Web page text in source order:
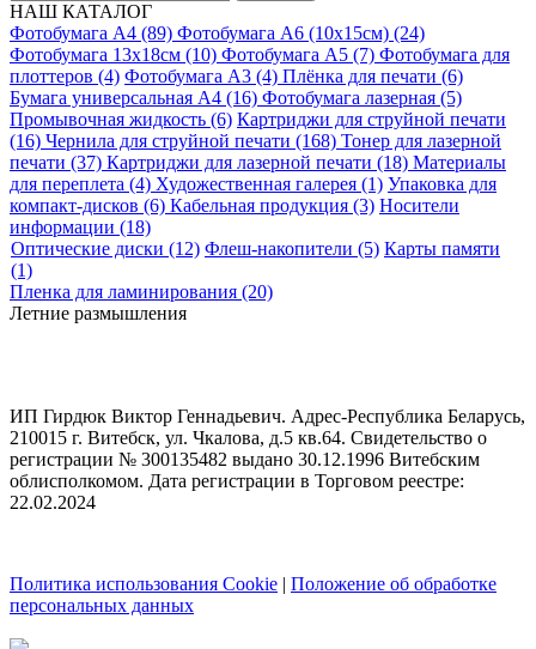
НАШ КАТАЛОГ
Фотобумага A4 (89) Фотобумага A6 (10х15см) (24)
Фотобумага 13х18см (10) Фотобумага A5 (7) Фотобумага для
плоттеров (4) Фотобумага A3 (4) Плёнка для печати (6)
Бумага универсальная A4 (16) Фотобумага лазерная (5)
Промывочная жидкость (6) Картриджи для струйной печати
(16) Чернила для струйной печати (168) Тонер для лазерной
печати (37) Картриджи для лазерной печати (18) Материалы
для переплета (4) Художественная галерея (1) Упаковка для
компакт-дисков (6) Кабельная продукция (3) Носители
информации (18)
Оптические диски (12) Флеш-накопители (5) Карты памяти
(1)
Пленка для ламинирования (20)
Летние размышления
ИП Гирдюк Виктор Геннадьевич. Адрес-Республика Беларусь,
210015 г. Витебск, ул. Чкалова, д.5 кв.64. Свидетельство о
регистрации № 300135482 выдано 30.12.1996 Витебским
облисполкомом. Дата регистрации в Торговом реестре:
22.02.2024
Политика использования Cookie | Положение об обработке
персональных данных